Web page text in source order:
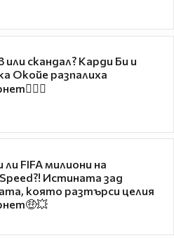
скандал? Карди Би и
Окойе разпалиха
FIFA милиони на
Истината зад
която разтърси целия